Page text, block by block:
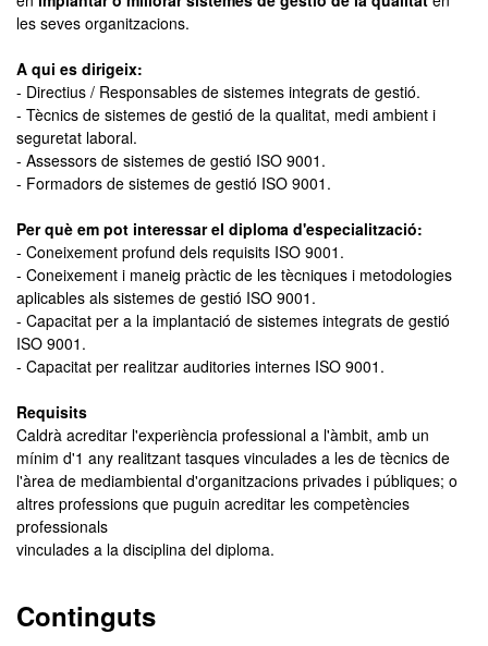
les seves organitzacions.
A qui es dirigeix:
- Directius / Responsables de sistemes integrats de gestió.
- Tècnics de sistemes de gestió de la qualitat, medi ambient i
seguretat laboral.
- Assessors de sistemes de gestió ISO 9001.
- Formadors de sistemes de gestió ISO 9001.
Per què em pot interessar el diploma d'especialització:
- Coneixement profund dels requisits ISO 9001.
- Coneixement i maneig pràctic de les tècniques i metodologies
aplicables als sistemes de gestió ISO 9001.
- Capacitat per a la implantació de sistemes integrats de gestió
ISO 9001.
- Capacitat per realitzar auditories internes ISO 9001.
Requisits
Caldrà acreditar l'experiència professional a l'àmbit, amb un
mínim d'1 any realitzant tasques vinculades a les de tècnics de
l'àrea de mediambiental d'organitzacions privades i públiques; o
altres professions que puguin acreditar les competències
professionals
vinculades a la disciplina del diploma.
Continguts